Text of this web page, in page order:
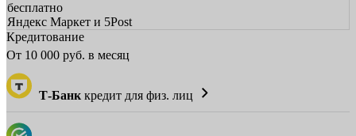
бесплатно
Яндекс Маркет и 5Post
Кредитование
От 10 000 руб. в месяц
Т-Банк кредит для физ. лиц